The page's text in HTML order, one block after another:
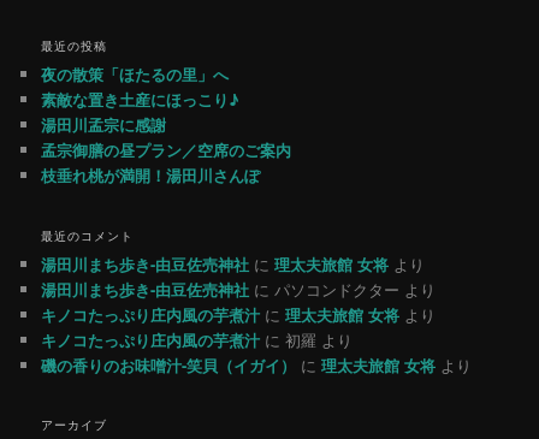
最近の投稿
夜の散策「ほたるの里」へ
素敵な置き土産にほっこり♪
湯田川孟宗に感謝
孟宗御膳の昼プラン／空席のご案内
枝垂れ桃が満開！湯田川さんぽ
最近のコメント
湯田川まち歩き-由豆佐売神社 に理太夫旅館 女将 より
湯田川まち歩き-由豆佐売神社 に パソコンドクター より
キノコたっぷり庄内風の芋煮汁 に理太夫旅館 女将 より
キノコたっぷり庄内風の芋煮汁 に初羅 より
磯の香りのお味噌汁-笑貝（イガイ）
に理太夫旅館 女将 より
アーカイブ